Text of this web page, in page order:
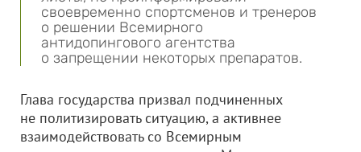
своевременно спортсменов и тренеров
о решении Всемирного
антидопингового агентства
о запрещении некоторых препаратов.
Глава государства призвал подчиненных
не политизировать ситуацию, а активнее
взаимодействовать со Всемирным